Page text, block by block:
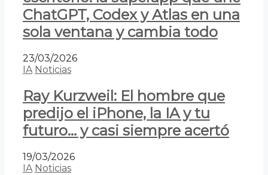
ChatGPT, Codex y Atlas en una
sola ventana y cambia todo
23/03/2026
IA Noticias
Ray Kurzweil: El hombre que
predijo el iPhone, la IA y tu
futuro… y casi siempre acertó
19/03/2026
IA Noticias